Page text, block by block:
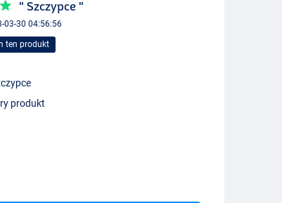
" Szczypce "
03-30 04:56:56
ten produkt
produkt